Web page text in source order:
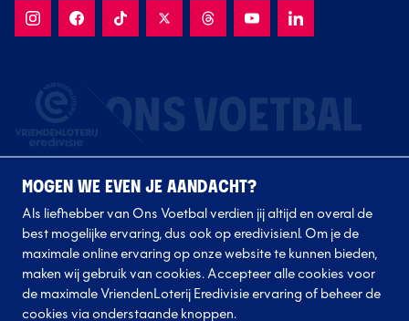
Volg onze clubs
MOGEN WE EVEN JE AANDACHT?
Als liefhebber van Ons Voetbal verdien jij altijd en overal de
best mogelijke ervaring, dus ook op eredivisie.nl. Om je de
maximale online ervaring op onze website te kunnen bieden,
maken wij gebruik van cookies. Accepteer alle cookies voor
de maximale VriendenLoterij Eredivisie ervaring of beheer de
cookies via onderstaande knoppen.